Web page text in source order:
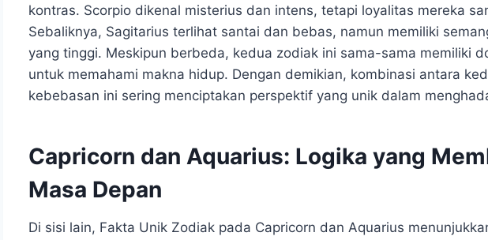
kontras. Scorpio dikenal misterius dan intens, tetapi loyalitas mereka
Sebaliknya, Sagitarius terlihat santai dan bebas, namun memiliki
yang tinggi. Meskipun berbeda, kedua zodiak ini sama-sama memiliki
untuk memahami makna hidup. Dengan demikian, kombinasi antara
kebebasan ini sering menciptakan perspektif yang unik dalam
Capricorn dan Aquarius: Logika yang
Masa Depan
Di sisi lain, Fakta Unik Zodiak pada Capricorn dan Aquarius